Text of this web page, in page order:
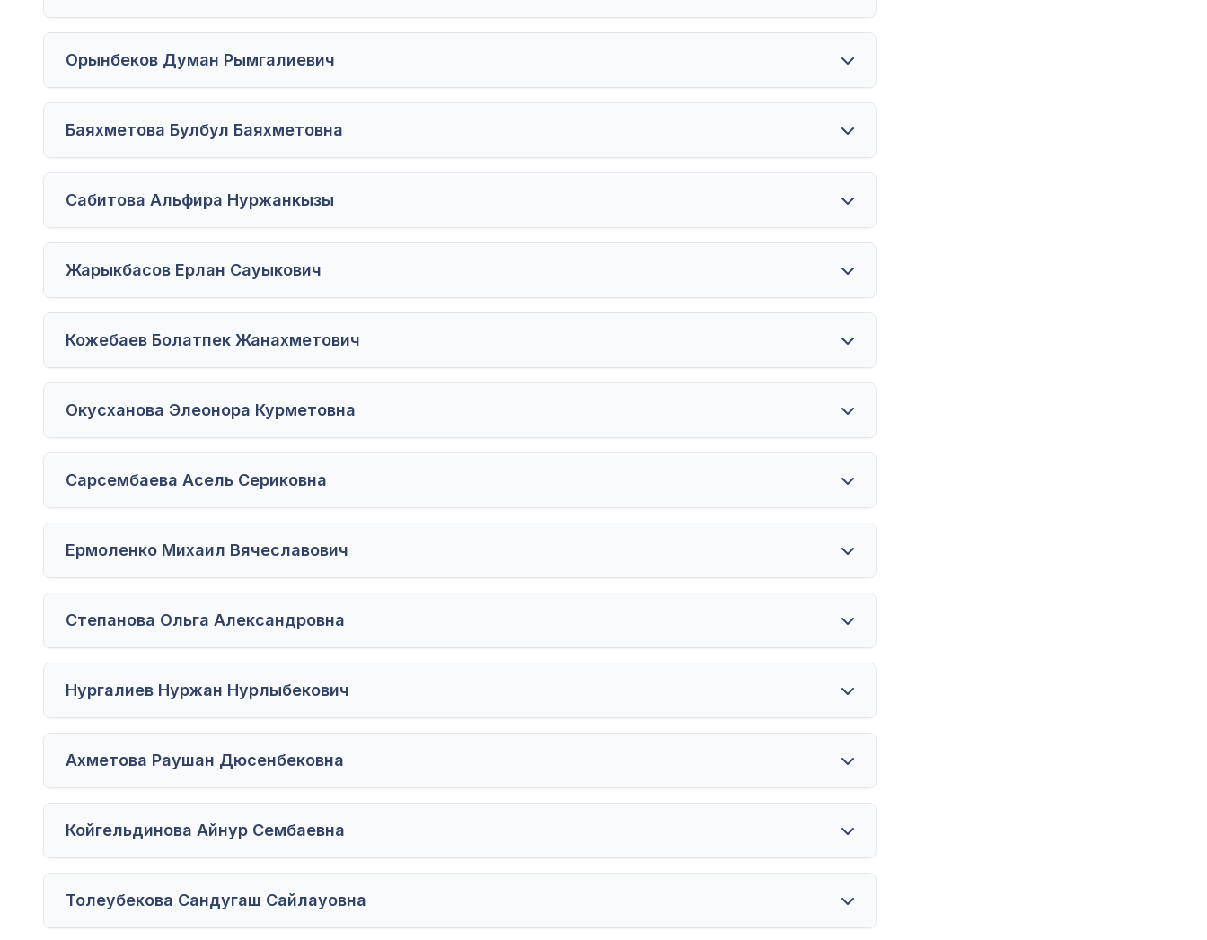
Орынбеков Думан Рымгалиевич
Баяхметова Булбул Баяхметовна
Сабитова Альфира Нуржанкызы
Жарыкбасов Ерлан Сауыкович
Кожебаев Болатпек Жанахметович
Окусханова Элеонора Курметовна
Сарсембаева Асель Сериковна
Ермоленко Михаил Вячеславович
Степанова Ольга Александровна
Нургалиев Нуржан Нурлыбекович
Ахметова Раушан Дюсенбековна
Койгельдинова Айнур Сембаевна
Толеубекова Сандугаш Сайлауовна